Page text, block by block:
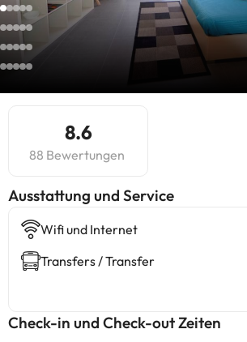
8.6
88 Bewertungen
​Ausstattung und Service
Wifi und Internet
Transfers / Transfer
Check-in und Check-out Zeiten